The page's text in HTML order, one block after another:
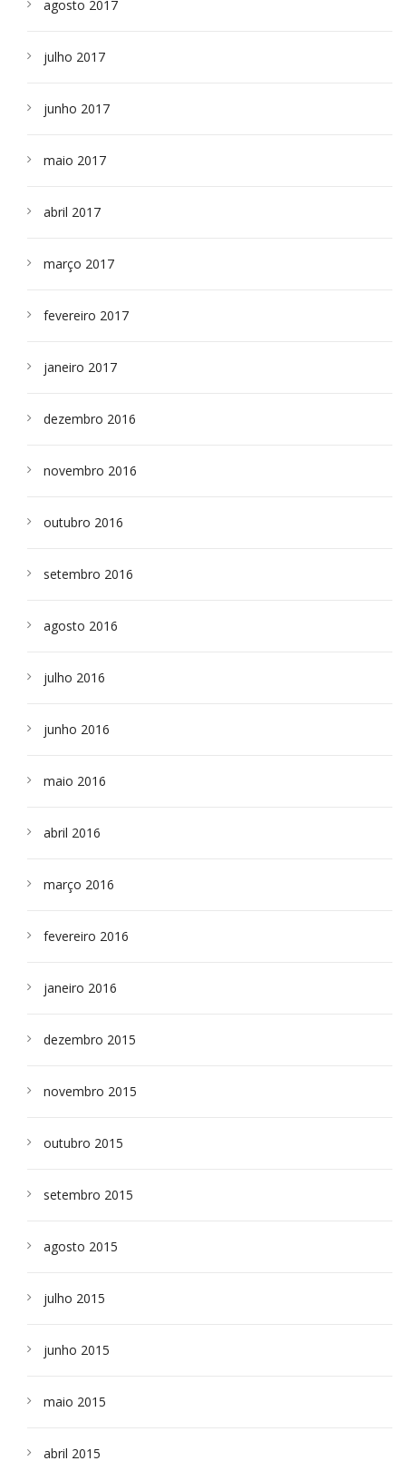
agosto 2017
julho 2017
junho 2017
maio 2017
abril 2017
março 2017
fevereiro 2017
janeiro 2017
dezembro 2016
novembro 2016
outubro 2016
setembro 2016
agosto 2016
julho 2016
junho 2016
maio 2016
abril 2016
março 2016
fevereiro 2016
janeiro 2016
dezembro 2015
novembro 2015
outubro 2015
setembro 2015
agosto 2015
julho 2015
junho 2015
maio 2015
abril 2015